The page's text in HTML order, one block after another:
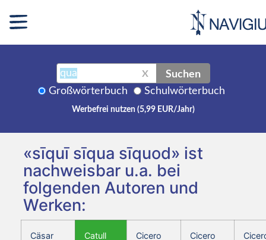
X Suchen
Großwörterbuch Schulwörterbuch
Werbefrei nutzen (5,99 EUR/Jahr)
«sīquī sīqua sīquod» ist
nachweisbar u.a. bei
folgenden Autoren und
Werken:
Cäsar
Catull
Cicero
Cicero